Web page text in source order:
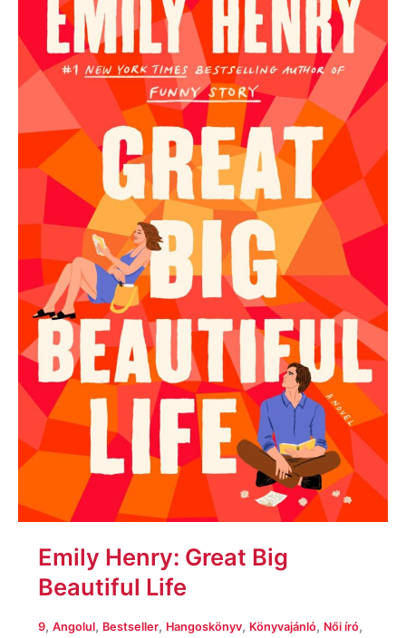
Emily Henry: Great Big
Beautiful Life
9, Angolul, Bestseller, Hangoskönyv, Könyvajánló, Női író,
Great
Big
Beautiful
Life